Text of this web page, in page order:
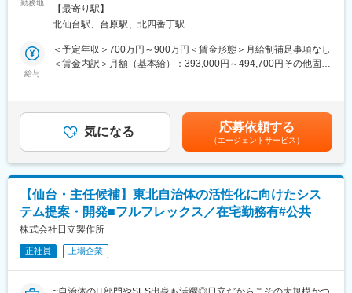
創業時から、社員数ベースで8倍程度となっており、拡大を続けて
います。
■入社後のフォロー体制
先輩社員に同行し、知識のインプットをいただきながら仕事を学
■同社に関して
2022年に創業。本サービスは約2年間で全国10万店舗利用可能・
数万名が利用する事業に急成長しており、
でスピード感のある事業成長」を推進しています。
従業員はアプリを提示するだけで、全国の提携店舗（飲食店、フ
ィットネスジム、映画館、旅行、美容、育児・介護支援など）で
割引や優待を受けられるようになります。
業界最安水準の月額費用で提供されており、これまで予算の都合
で福利厚生を充実させられなかった中小企業などからの引き合い
が多いです。
変更の範囲：会社の定める業務
- 顧客折衝、要件定義、進捗管理、チームビルディング
- 地域連携プロジェクトの推進、新規事業の立ち上げ支援
約10か月～１年半といった中長期のプロジェクトに携わっていた
だきます！
ＰＭ ７名 ＰＬ１４名 メンバークラス30名。平均年齢は39歳
ですが20代～40代まで幅広い年齢の方が活躍しております。
ン連携アプリの開発なども行っています。こうした身近な新技術
と連携したシステムの開発で、自身の生活とリンクした新しいシ
ステムを生み出す醍醐味があります。また、パイオニア本社から
定期的に案件を委託されているため業績基盤は安定しており、パ
イオニアグループ会社という信頼と安定感があります。また、
OEMメーカーからの受注もあり、収益面だけでなく個人スキルに
おいても、1メーカーに留まらない幅広い要求に応じるスキルが身
につきます。
勤務地 内全面禁煙変更の範囲：会社の定める事業所
【最寄り駅】
北仙台駅、台原駅、北四番丁駅
給与
＜予定年収＞700万円～900万円＜賃金形態＞月給制補足事項なし
＜賃金内訳＞月額（基本給）：393,000円～494,700円その他固定
月）■モデル年収例：年収750万円／40歳（マネージャー職）賃金
はあくまでも目安の金額であり、選考を通じて上下する可能性が
あります。月給(月額)は固定手当を含めた表記です。
気になる 応募依頼する
（エージェントサービス）
【仙台・主任候補】東北自治体の活性化に向けたシス
テム提案・開発■フルフレックス／在宅勤務有#公共
株式会社日立製作所
正社員 上場企業